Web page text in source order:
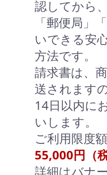
認してから
「郵便局」
いできる安
方法です。
請求書は、
送されます
14日以内に
いします。
ご利用限度
55,000円（
詳細はバナ